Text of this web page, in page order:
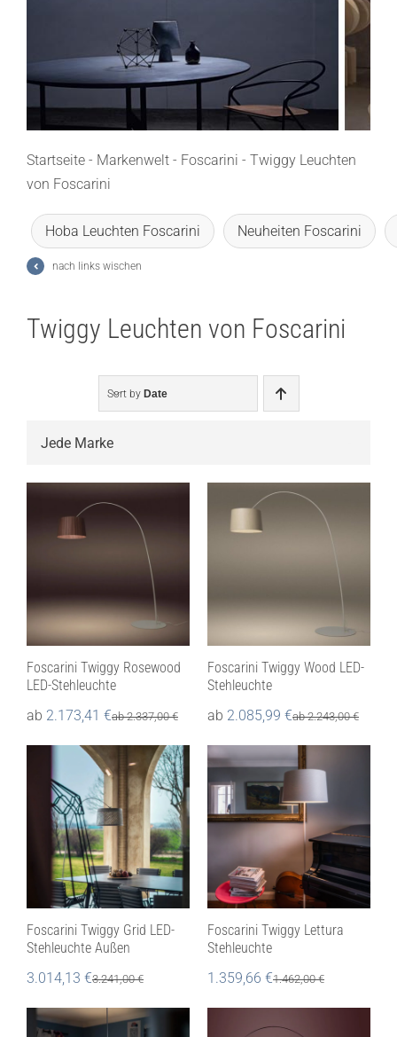
Referenzen
Marken
Ratgeber
Startseite- Markenwelt- Foscarini - Twiggy Leuchten
von Foscarini
Hoba Leuchten Foscarini Neuheiten Foscarini
nach links wischen
Twiggy Leuchten von Foscarini
Sort by Date
Foscarini Twiggy Rosewood
LED-Stehleuchte
ab 2.173,41 €ab2.337,00€
Foscarini Twiggy Wood LED-
Stehleuchte
ab 2.085,99 €ab2.243,00€
Foscarini Twiggy Grid LED-
Stehleuchte Außen
3.014,13 €3.241,00€
Foscarini Twiggy Lettura
Stehleuchte
1.359,66 €1.462,00€